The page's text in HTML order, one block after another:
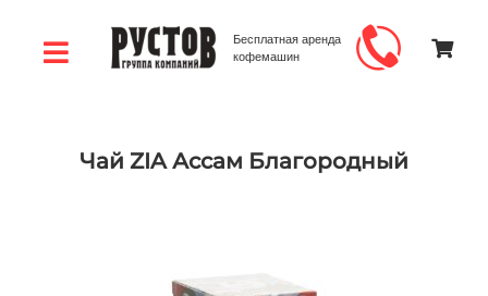
Бесплатная аренда
кофемашин
Чай ZIA Ассам Благородный